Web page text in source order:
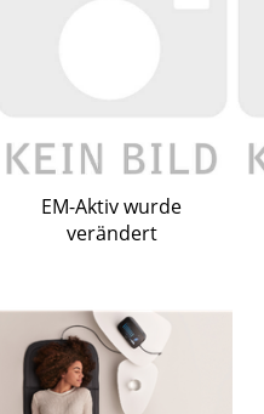
EM-Aktiv wurde
verändert